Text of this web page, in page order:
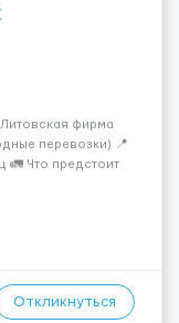
Литовская фирма
перевозки) 📍
🚛 Что предстоит
Погрузки и
Откликнуться